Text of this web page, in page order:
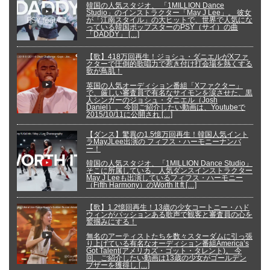
韓国の人気スタジオ、 「1MILLION Dance
Studio」のインストラクター「May J Lee」。 彼女
が「江南スタイル」の大ヒットで、世界で人気にな
っている韓国ポップスターのPSY（サイ）の曲
「DADDY」 […]
【歌】418万回再生！ジョシュ・ダニエルがXファ
クターで圧倒的歌唱力で惹き付け打会場を熱くする
歌が鳥肌！
英国の人気オーディション番組「Xファクター」
で、厳しい審査員で有名なサイモンを涙させた、黒
人シンガーのジョシュ・ダニエル（Josh
Daniel）。 今回ご紹介したい動画は、Youtubeで
2015/10/11に公開され […]
【ダンス】驚異の1.5憶万回再生！韓国人気イント
ラMayJLee出演の フィフス・ハーモニーナンバ
ー！
韓国の人気スタジオ、「1MILLION Dance Studio」
そこに所属している、人気ダンスインストラクター
May J Leeも出演しているフィフス・ハーモニー
（Fifth Harmony）のWorth It ft […]
【歌】1.2憶回再生！13歳の少女コートニー・ハド
ウィンがパッションある歌声で観客と審査員の心を
鷲掴みにする！
無名のアーティストたちを数々スターダムに引っ張
り上げている有名なオーディション番組America’s
Got Talent(アメリカズ・ゴット・タレント)。 今
回、ご紹介したい動画は13歳の少女がゴールデン
ブザーを獲得し […]